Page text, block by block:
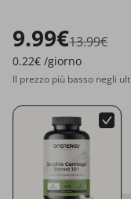
9.99€13.99€
0.22€ /giorno
Il prezzo più basso negli